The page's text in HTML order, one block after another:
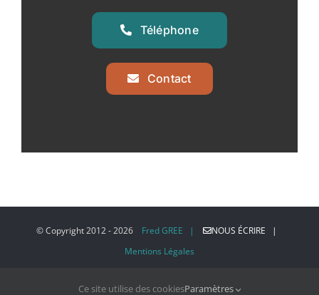
Téléphone
Contact
© Copyright 2012 -2026 Fred GREE |
NOUS ÉCRIRE |
Mentions Légales
Ce site utilise des cookiesParamètres